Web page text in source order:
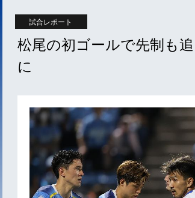
試合レポート
松尾の初ゴールで先制も
に